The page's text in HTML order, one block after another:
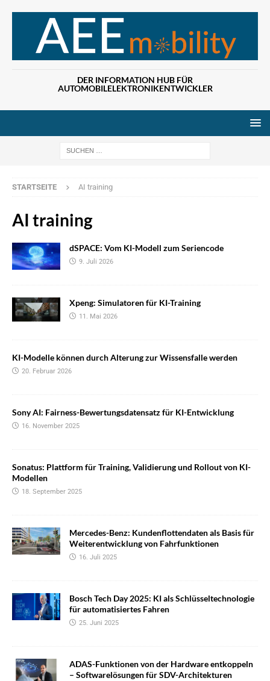
DER INFORMATION HUB FÜR
AUTOMOBILELEKTRONIKENTWICKLER
STARTSEITE AI training
AI training
dSPACE: Vom KI-Modell zum Seriencode
9. Juli 2026
Xpeng: Simulatoren für KI-Training
11. Mai 2026
KI-Modelle können durch Alterung zur Wissensfalle werden
20. Februar 2026
Sony AI: Fairness-Bewertungsdatensatz für KI-Entwicklung
16. November 2025
Sonatus: Plattform für Training, Validierung und Rollout von KI-
Modellen
18. September 2025
Mercedes-Benz: Kundenflottendaten als Basis für
Weiterentwicklung von Fahrfunktionen
16. Juli 2025
Bosch Tech Day 2025: KI als Schlüsseltechnologie
für automatisiertes Fahren
25. Juni 2025
ADAS-Funktionen von der Hardware entkoppeln
– Softwarelösungen für SDV-Architekturen